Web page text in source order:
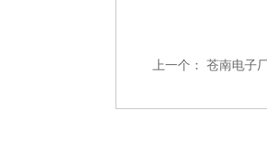
上一个： 苍南电子